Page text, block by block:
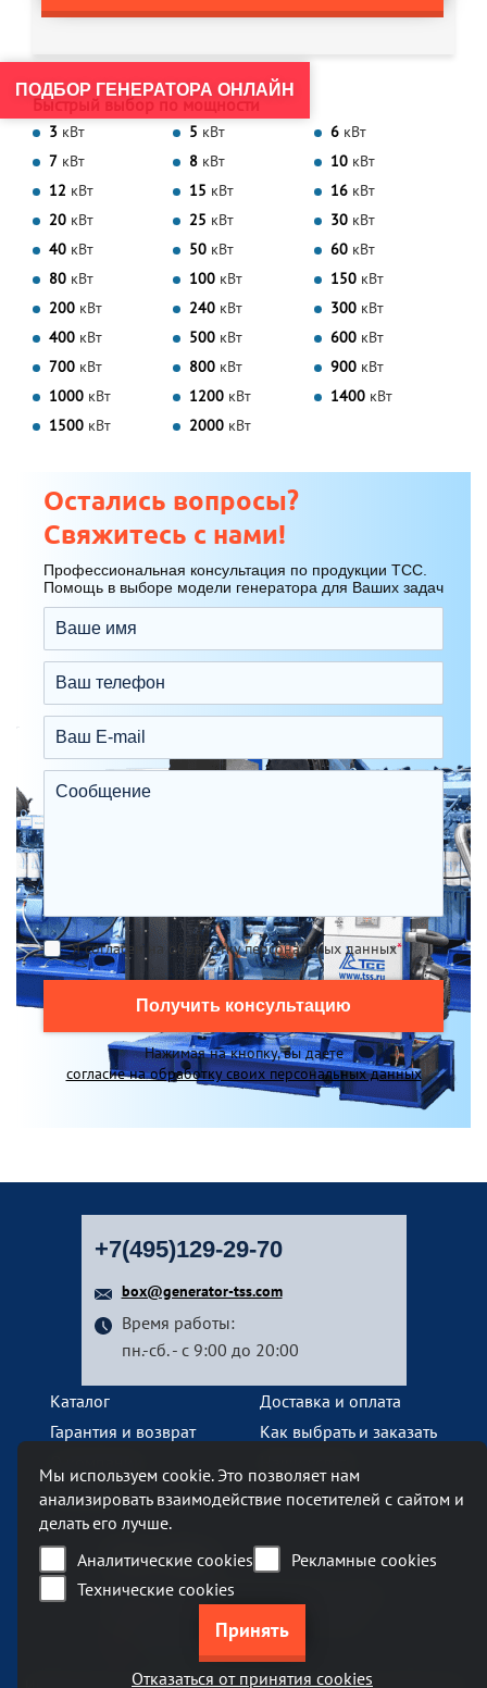
Быстрый выбор по мощности
3 кВт 5 кВт 6 кВт
7 кВт 8 кВт 10 кВт
12 кВт 15 кВт 16 кВт
20 кВт 25 кВт 30 кВт
40 кВт 50 кВт 60 кВт
80 кВт 100 кВт 150 кВт
200 кВт 240 кВт 300 кВт
400 кВт 500 кВт 600 кВт
700 кВт 800 кВт 900 кВт
1000 кВт 1200 кВт 1400 кВт
1500 кВт 2000 кВт
Остались вопросы?
Свяжитесь с нами!
Профессиональная консультация по продукции ТСС.
Помощь в выборе модели генератора для Ваших задач
Я согласен на обработку персональных данных*
Получить консультацию
Нажимая на кнопку, вы даете
согласие на обработку своих персональных данных
+7(495)129-29-70
box@generator-tss.com
Время работы:
пн.-сб. - с 9:00 до 20:00
Каталог
Доставка и оплата
Гарантия и возврат
Как выбрать и заказать
Контакты
Наш офис
Москва, Ленинский проспект, 119А
Бизнес-центр «Ленинский 119А»
метро Тропарево
ПОДБОР ГЕНЕРАТОРА ОНЛАЙН
Мы используем cookie. Это позволяет нам
анализировать взаимодействие посетителей с сайтом и
делать его лучше.
Аналитические cookies
Рекламные cookies
Технические cookies
Отказаться от принятия cookies